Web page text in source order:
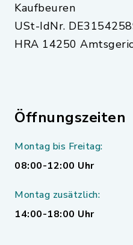
Kaufbeuren
USt-IdNr.
HRA 14250
Öffnungszeiten
Montag bis Freitag:
08:00-12:00 Uhr
Montag zusätzlich:
14:00-18:00 Uhr